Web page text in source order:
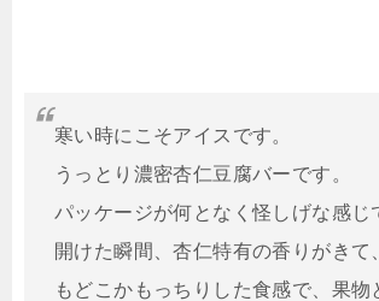
寒い時にこそアイスです。
うっとり濃密杏仁豆腐バーです。
パッケージが何となく怪しげな感じ
開けた瞬間、杏仁特有の香りがきて
もどこかもっちりした食感で、果物